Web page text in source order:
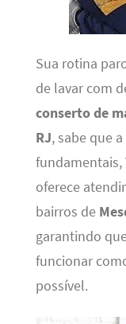
Sua rotina
de lavar com
conserto de
RJ, sabe que
fundamentais,
oferece
bairros de
garantindo
funcionar
possível.